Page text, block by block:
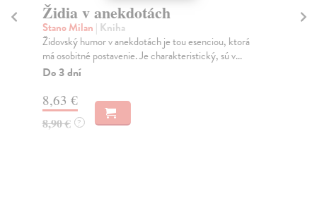
Teórie osobnosti
Želinský Dominik| Kniha
Zbierka Teórie osobnosti predstavuje sociológa, kritika
a redaktora Dominika Želinského aj ako vyzre...
Do 3 dní
9,03 €
9,50 € ?